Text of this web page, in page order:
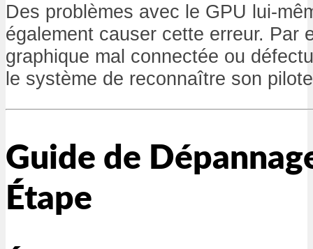
Des problèmes avec le GPU lui-
également causer cette erreur. Par
graphique mal connectée ou
le système de reconnaître son
Guide de
Étape